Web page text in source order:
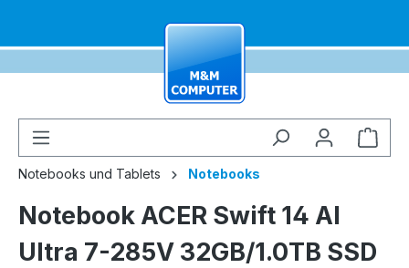
Notebooks und Tablets Notebooks
Notebook ACER Swift 14 AI
Ultra 7-285V 32GB/1.0TB SSD